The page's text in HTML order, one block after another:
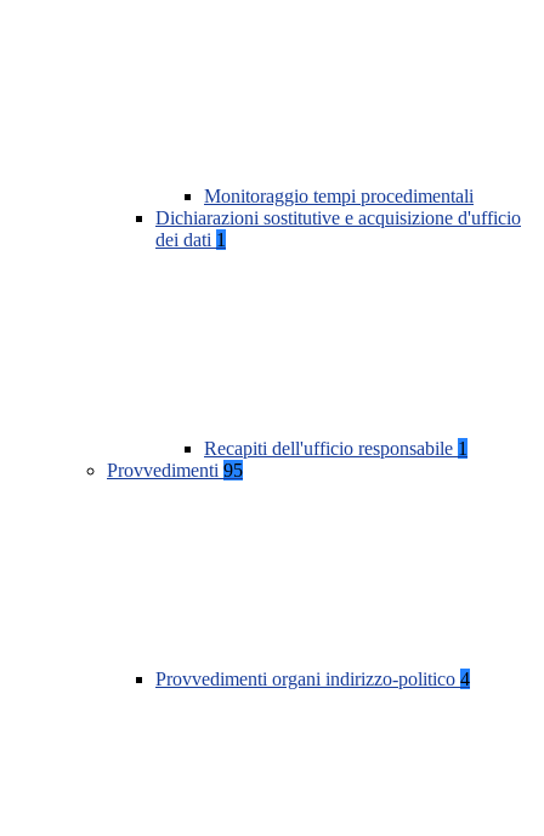
Monitoraggio tempi procedimentali
Dichiarazioni sostitutive e acquisizione d'ufficio
dei dati 1
Recapiti dell'ufficio responsabile 1
Provvedimenti 95
Provvedimenti organi indirizzo-politico 4